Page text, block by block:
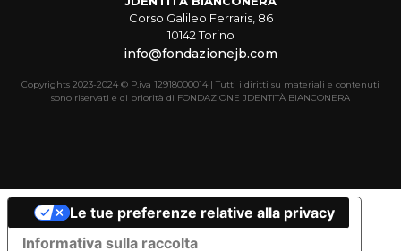
Corso Galileo Ferraris, 86
10142 Torino
info@fondazionejb.com
Copyrights 2023-2024 © P.iva 12918000014 | Tutti i diritti su materiali e contenuti
sono riservati e di priorità di FONDAZIONE JDENTITÀ BIANCONERA
Informativa sulla raccolta
Le tue preferenze relative alla privacy